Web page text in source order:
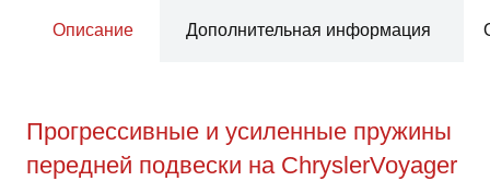
Описание Дополнительная информация
Прогрессивные и усиленные пружины
передней подвески на ChryslerVoyager